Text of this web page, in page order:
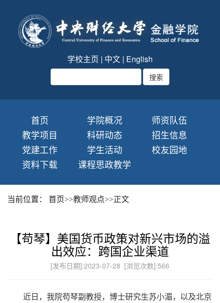
学校主页 | 中文 | English
首页 学院概况
师资队伍
教学项目
科研动态
招生信息
党建工作
学生活动
校友园地
资料下载
课程思政教学
当前位置： 首页>>教师观点>>正文
【苟琴】美国货币政策对新兴市场的溢
出效应：跨国企业渠道
[发布日期]:2023-07-28 [浏览次数]:566
近日，我院苟琴副教授，博士研究生苏小湄，以及北京